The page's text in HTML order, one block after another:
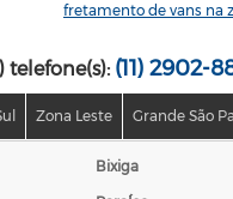
fretamento de vans na
telefone(s): (11) 2902-
Zona Leste Grande São
Bixiga